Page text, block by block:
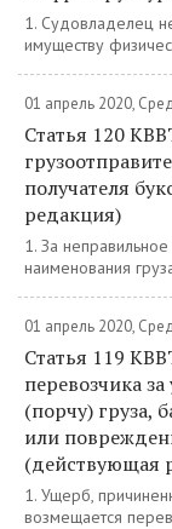
1. Судовладелец
имуществу
01 апрель 2020,
Статья 120
получателя
редакция)
1. За
наименования
01 апрель 2020,
Статья 119
перевозчика
(порчу) груза,
или
(действующая
1. Ущерб,
возмещается